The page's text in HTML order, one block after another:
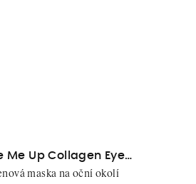
Me Up Collagen Eye
maska na oční okolí